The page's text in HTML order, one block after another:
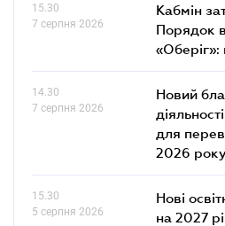
15.30
7 серпня 2026
Кабмін
Порядок
14.30
7 серпня 2026
Новий
для
2026 року
15.30
5 серпня 2026
Нові
на 2027